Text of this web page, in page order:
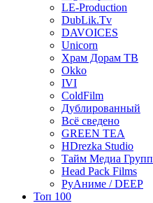
LE-Production
DubLik.Tv
DAVOICES
Unicorn
Храм Дорам ТВ
Okko
IVI
ColdFilm
Дублированный
Всё сведено
GREEN TEA
HDrezka Studio
Тайм Медиа Групп
Head Pack Films
РуАниме / DEEP
Топ 100